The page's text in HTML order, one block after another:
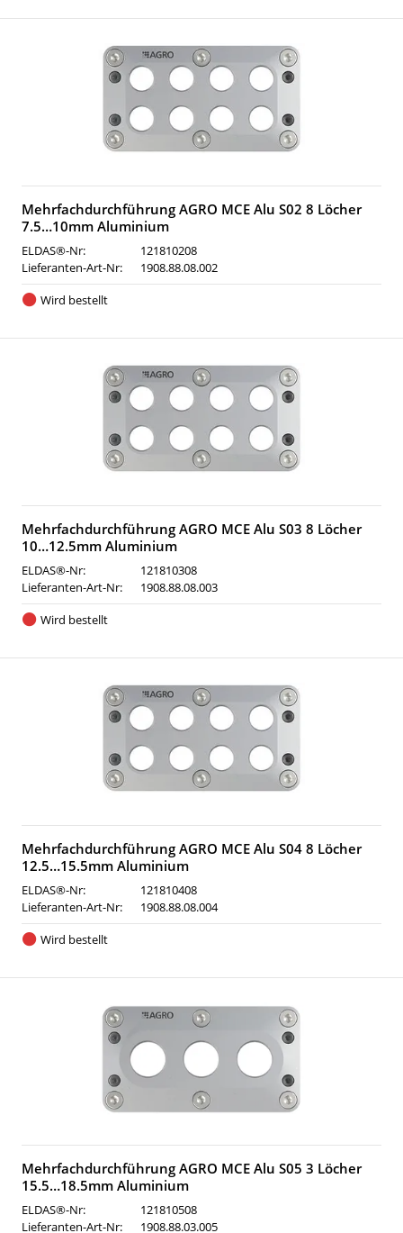
Mehrfachdurchführung AGRO MCE Alu S02 8 Löcher
7.5…10mm Aluminium
ELDAS®-Nr:
121810208
Lieferanten-Art-Nr:
1908.88.08.002
Wird bestellt
Mehrfachdurchführung AGRO MCE Alu S03 8 Löcher
10…12.5mm Aluminium
ELDAS®-Nr:
121810308
Lieferanten-Art-Nr:
1908.88.08.003
Wird bestellt
Mehrfachdurchführung AGRO MCE Alu S04 8 Löcher
12.5…15.5mm Aluminium
ELDAS®-Nr:
121810408
Lieferanten-Art-Nr:
1908.88.08.004
Wird bestellt
Mehrfachdurchführung AGRO MCE Alu S05 3 Löcher
15.5…18.5mm Aluminium
ELDAS®-Nr:
121810508
Lieferanten-Art-Nr:
1908.88.03.005